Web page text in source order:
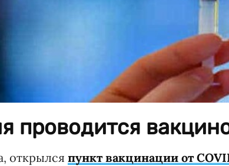
проводится
открылся пункт вакцинации от